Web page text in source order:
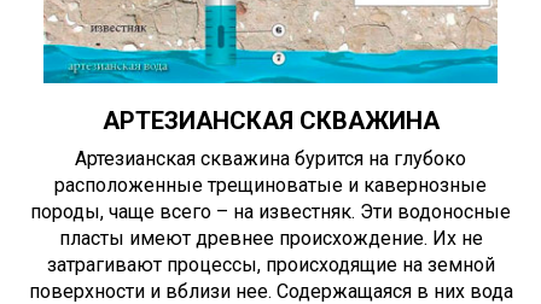
АРТЕЗИАНСКАЯ СКВАЖИНА
Артезианская скважина бурится на глубоко
расположенные трещиноватые и кавернозные
породы, чаще всего – на известняк. Эти водоносные
пласты имеют древнее происхождение. Их не
затрагивают процессы, происходящие на земной
поверхности и вблизи нее. Содержащаяся в них вода